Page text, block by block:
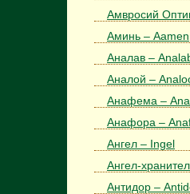
Амвросий
Аминь – Aamen
Аналав –
Аналой –
Анафема –
Анафора –
Ангел – Ingel
Ангел-
Антидор –